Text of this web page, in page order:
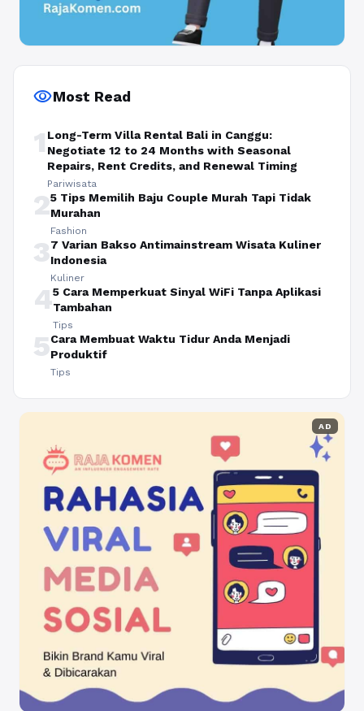
visibilityMost Read
1 Long-Term Villa Rental Bali in Canggu:
Negotiate 12 to 24 Months with Seasonal
Repairs, Rent Credits, and Renewal Timing
Pariwisata
25 Tips Memilih Baju Couple Murah Tapi Tidak
Murahan
Fashion
37 Varian Bakso Antimainstream Wisata Kuliner
Indonesia
Kuliner
45 Cara Memperkuat Sinyal WiFi Tanpa Aplikasi
Tambahan
Tips
5Cara Membuat Waktu Tidur Anda Menjadi
Produktif
Tips
AD